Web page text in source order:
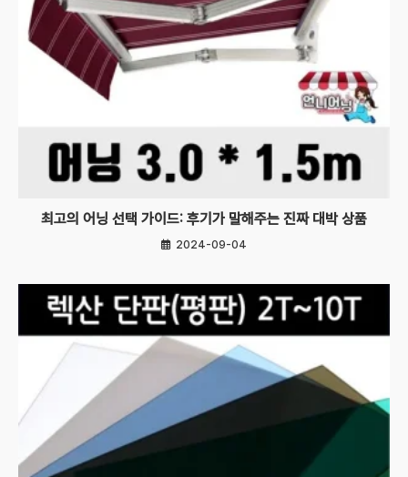
최고의 어닝 선택 가이드: 후기가 말해주는 진짜 대박 상품
2024-09-04